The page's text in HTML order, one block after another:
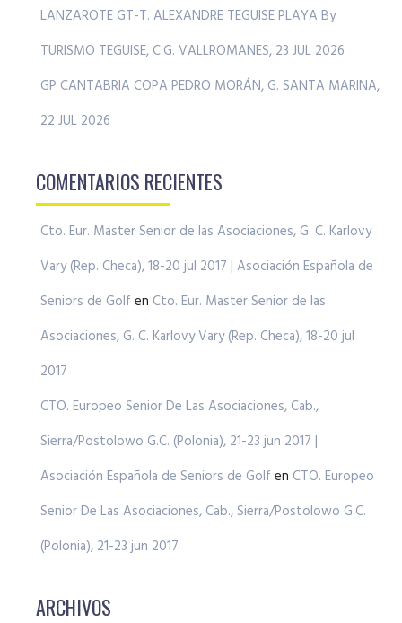
LANZAROTE GT-T. ALEXANDRE TEGUISE PLAYA By
TURISMO TEGUISE, C.G. VALLROMANES, 23 JUL 2026
GP CANTABRIA COPA PEDRO MORÁN, G. SANTA MARINA,
22 JUL 2026
COMENTARIOS RECIENTES
Cto. Eur. Master Senior de las Asociaciones, G. C. Karlovy
Vary (Rep. Checa), 18-20 jul 2017 | Asociación Española de
Seniors de Golf en Cto. Eur. Master Senior de las
Asociaciones, G. C. Karlovy Vary (Rep. Checa), 18-20 jul
2017
CTO. Europeo Senior De Las Asociaciones, Cab.,
Sierra/Postolowo G.C. (Polonia), 21-23 jun 2017 |
Asociación Española de Seniors de Golf en CTO. Europeo
Senior De Las Asociaciones, Cab., Sierra/Postolowo G.C.
(Polonia), 21-23 jun 2017
ARCHIVOS